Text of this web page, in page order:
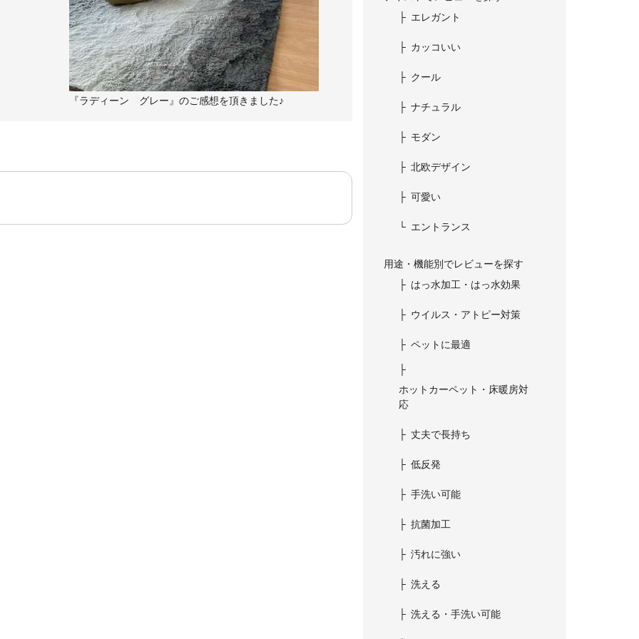
『ラディーン グレー』のご感想を頂きました♪
エレガント
カッコいい
クール
ナチュラル
モダン
北欧デザイン
可愛い
エントランス
用途・機能別でレビューを探す
はっ水加工・はっ水効果
ウイルス・アトピー対策
ペットに最適
ホットカーペット・床暖房対
応
丈夫で長持ち
低反発
手洗い可能
抗菌加工
汚れに強い
洗える
洗える・手洗い可能